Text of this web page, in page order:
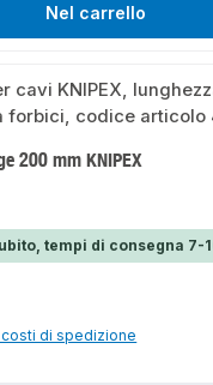
Nel carrello
200 mm KNIPEX
tempi di consegna 7-
costi di spedizione